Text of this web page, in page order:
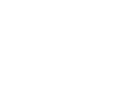
kelapa di luar Balai
Sibu pada 5.50 petang.
pembakaran.